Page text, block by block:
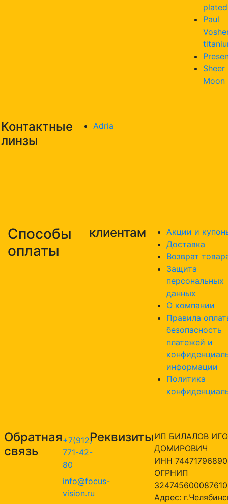
plated
Paul
Sheer
Moon
Контактные
линзы
Adria
Способы
оплаты
клиентам
Акции и
Доставка
Возврат
Защита
персональных
данных
О компании
Правила
безопасность
платежей и
информации
Политика
Обратная
связь
+7(912)
771-42-
80
info@focus-
vision.ru
РеквизитыИП БИЛАЛОВ
ДОМИРОВИЧ
ИНН
ОГРНИП
324745600087610
Адрес: